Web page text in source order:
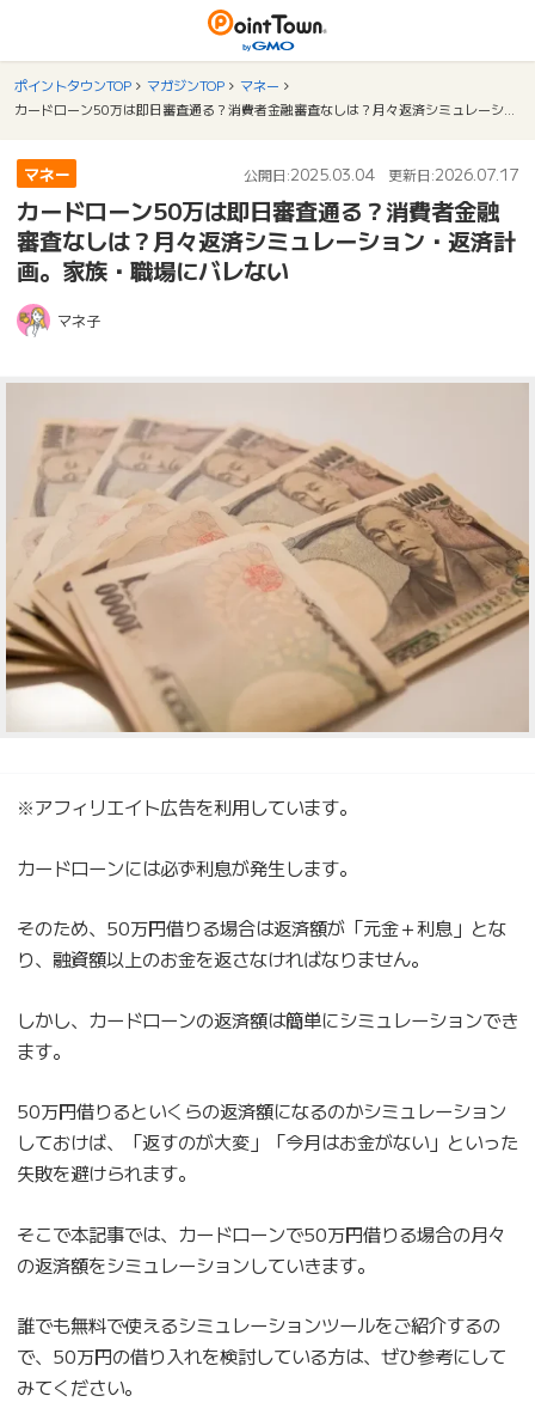
ポイントタウンTOP マガジンTOP
マネー
マネー 公開日:2025.03.04 更新日:2026.07.17
カードローン50万は即日審査通る？消費者金融
審査なしは？月々返済シミュレーション・返済計
画。家族・職場にバレない
マネ子
※アフィリエイト広告を利用しています。
カードローンには必ず利息が発生します。
そのため、50万円借りる場合は返済額が「元金＋利息」とな
り、融資額以上のお金を返さなければなりません。
しかし、カードローンの返済額は簡単にシミュレーションでき
ます。
50万円借りるといくらの返済額になるのかシミュレーション
しておけば、「返すのが大変」「今月はお金がない」といった
失敗を避けられます。
そこで本記事では、カードローンで50万円借りる場合の月々
の返済額をシミュレーションしていきます。
誰でも無料で使えるシミュレーションツールをご紹介するの
で、50万円の借り入れを検討している方は、ぜひ参考にして
みてください。